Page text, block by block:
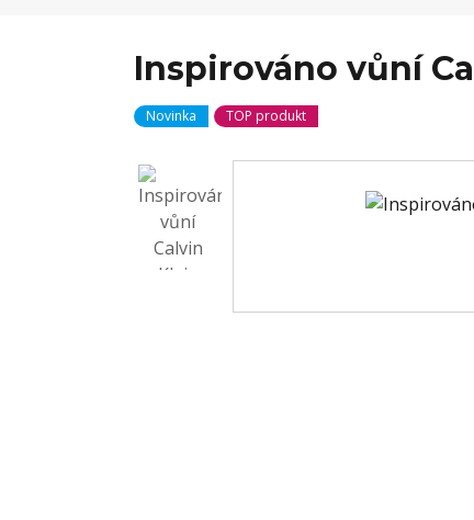
Inspirováno vůní
Novinka TOP produkt